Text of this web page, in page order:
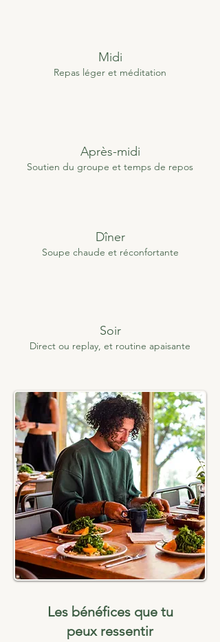
Midi
Repas léger et méditation
Après-midi
Soutien du groupe et temps de repos
Dîner
Soupe chaude et réconfortante
Soir
Direct ou replay, et routine apaisante
Les bénéfices que tu
peux ressentir